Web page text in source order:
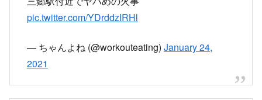
pic.twitter.com/YDrddzIRHl
— ちゃんよね (@workouteating) January 24,
2021